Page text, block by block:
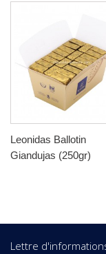
Leonidas Ballotin
Giandujas (250gr)
Lettre